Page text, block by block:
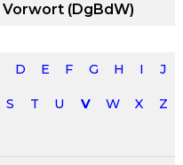
Vorwort (DgBdW)
D E F G H I J
S T U V W X Z